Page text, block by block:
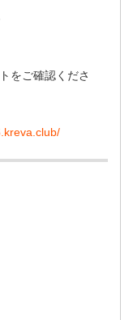
をご確認くださ